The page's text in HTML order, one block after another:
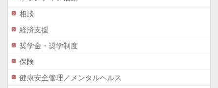
相談
経済支援
奨学金・奨学制度
保険
健康安全管理／メンタルヘルス